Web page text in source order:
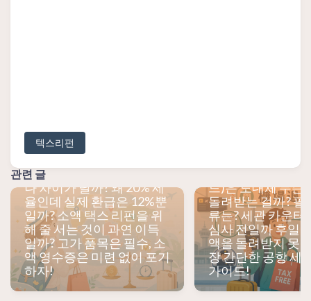
텍스리펀
관련 글
국가별 택스 리펀율은 얼마
나 차이가 날까? 왜 20% 세
율인데 실제 환급은 12%뿐
일까? 소액 택스 리펀을 위
해 줄 서는 것이 과연 이득
일까? 고가 품목은 필수, 소
액 영수증은 미련 없이 포기
하자!
드)은 도대체 무슨
돌려받는 걸까? 필
류는? 세관 카운터
심사 전일까 후일
액을 돌려받지 못
장 간단한 공항 세
가이드!